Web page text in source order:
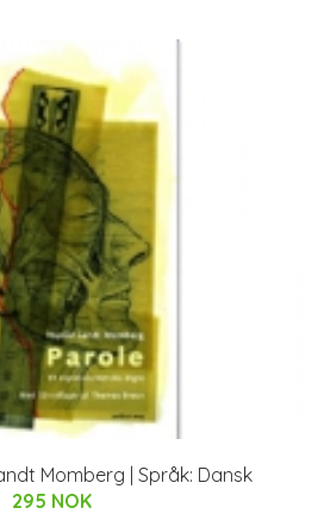
Momberg | Språk: Dansk
295 NOK